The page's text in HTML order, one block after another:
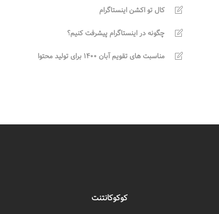
کال تو اکشن اینستاگرام
چگونه در اینستاگرام پیشرفت کنیم؟
مناسبت های تقویم آبان 1400 برای تولید محتوا
کوکوکانتنت